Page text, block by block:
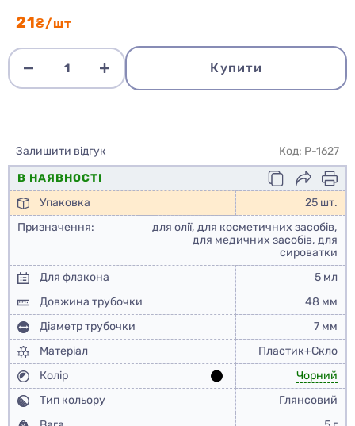
21₴/шт
Купити
Залишити відгук
Код: P-1627
В НАЯВНОСТІ
Упаковка
25 шт.
Призначення:
для олії, для косметичних засобів,
для медичних засобів, для
сироватки
Для флакона
5 мл
Довжина трубочки
48 мм
Діаметр трубочки
7 мм
Матеріал
Пластик+Скло
Колір
Чорний
Тип кольору
Глянсовий